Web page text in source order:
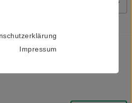
Impressum